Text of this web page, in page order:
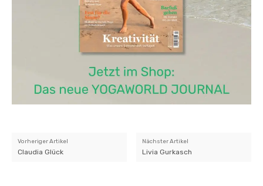
Vorheriger Artikel
Claudia Glück
Nächster Artikel
Livia Gurkasch